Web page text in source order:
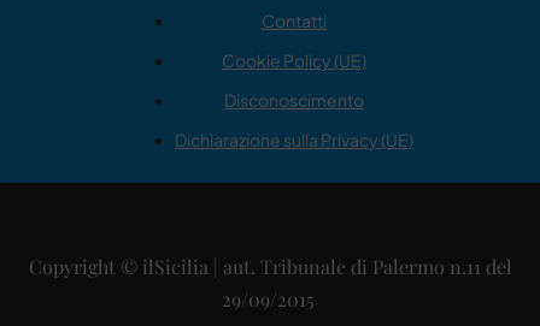
Contatti
Cookie Policy (UE)
Disconoscimento
Dichiarazione sulla Privacy (UE)
Copyright © ilSicilia | aut. Tribunale di Palermo n.11 del
29/09/2015